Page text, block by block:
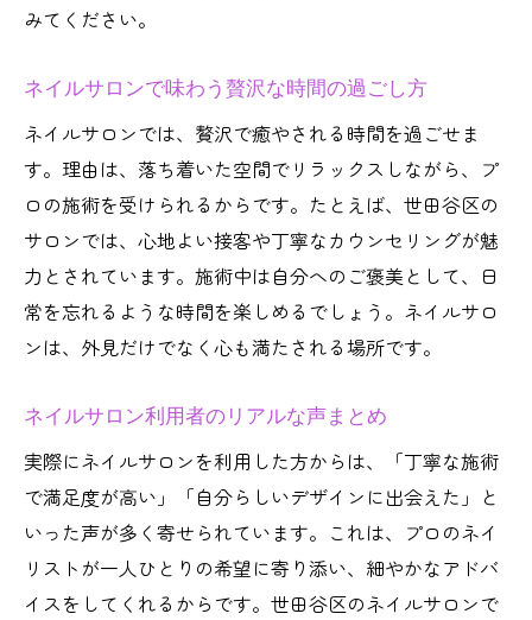
みてください。
ネイルサロンで味わう贅沢な時間の過ごし方
ネイルサロンでは、贅沢で癒やされる時間を過ごせま
す。理由は、落ち着いた空間でリラックスしながら、プ
ロの施術を受けられるからです。たとえば、世田谷区の
サロンでは、心地よい接客や丁寧なカウンセリングが魅
力とされています。施術中は自分へのご褒美として、日
常を忘れるような時間を楽しめるでしょう。ネイルサロ
ンは、外見だけでなく心も満たされる場所です。
ネイルサロン利用者のリアルな声まとめ
実際にネイルサロンを利用した方からは、「丁寧な施術
で満足度が高い」「自分らしいデザインに出会えた」と
いった声が多く寄せられています。これは、プロのネイ
リストが一人ひとりの希望に寄り添い、細やかなアドバ
イスをしてくれるからです。世田谷区のネイルサロンで